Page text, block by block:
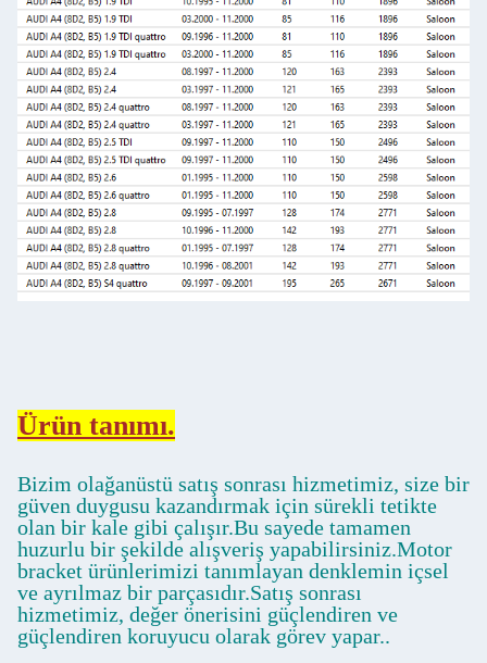
Ürün tanımı.
Bizim olağanüstü satış sonrası hizmetimiz, size bir
güven duygusu kazandırmak için sürekli tetikte
olan bir kale gibi çalışır.Bu sayede tamamen
huzurlu bir şekilde alışveriş yapabilirsiniz.Motor
bracket ürünlerimizi tanımlayan denklemin içsel
ve ayrılmaz bir parçasıdır.Satış sonrası
hizmetimiz, değer önerisini güçlendiren ve
güçlendiren koruyucu olarak görev yapar..